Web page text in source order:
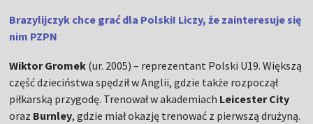
Brazylijczyk chce grać dla Polski! Liczy, że zainteresuje się
nim PZPN
Wiktor Gromek (ur. 2005) – reprezentant Polski U19. Większą
część dzieciństwa spędził w Anglii, gdzie także rozpoczął
piłkarską przygodę. Trenował w akademiach Leicester City
oraz Burnley, gdzie miał okazję trenować z pierwszą drużyną.